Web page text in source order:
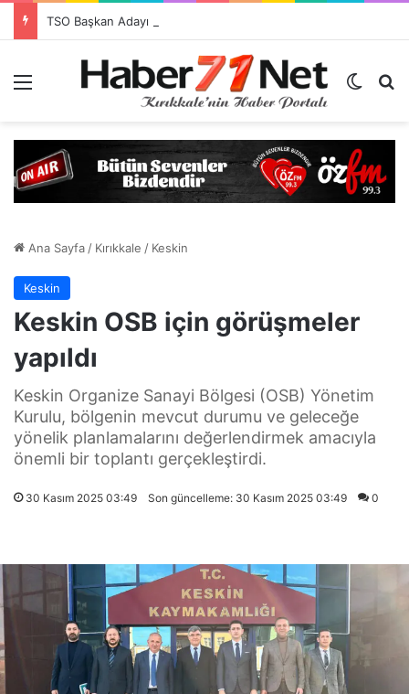
TSO Başkan Adayı Emrah Doğan’dan EXPOKALE Vizyonu
Dış
Ana Sayfa/ Kırıkkale / Keskin
Keskin
Keskin OSB için görüşmeler
yapıldı
Keskin Organize Sanayi Bölgesi (OSB) Yönetim
Kurulu, bölgenin mevcut durumu ve geleceğe
yönelik planlamalarını değerlendirmek amacıyla
önemli bir toplantı gerçekleştirdi.
30 Kasım 2025 03:49 Son güncelleme: 30 Kasım 2025 03:49 0